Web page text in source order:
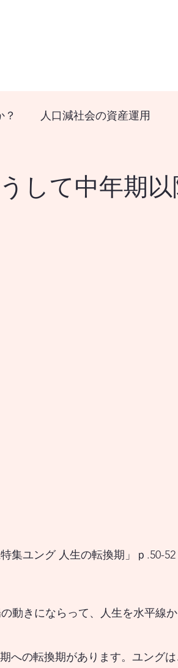
人口減社会の資産運用
して中年期
集ユング 人生の転換期」ｐ.50-52
への転換期があります。ユング